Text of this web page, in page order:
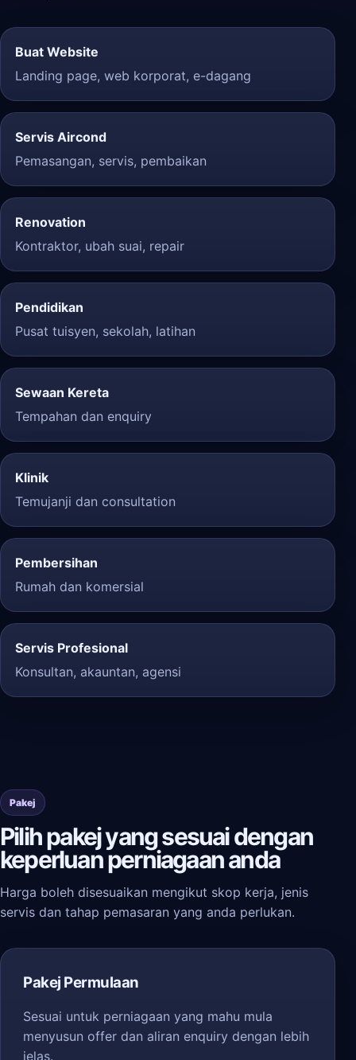
Buat Website
Landing page, web korporat, e-dagang
Servis Aircond
Pemasangan, servis, pembaikan
Renovation
Kontraktor, ubah suai, repair
Pendidikan
Pusat tuisyen, sekolah, latihan
Sewaan Kereta
Tempahan dan enquiry
Klinik
Temujanji dan consultation
Pembersihan
Rumah dan komersial
Servis Profesional
Konsultan, akauntan, agensi
Pakej
Pilih pakej yang sesuai dengan
keperluan perniagaan anda
Harga boleh disesuaikan mengikut skop kerja, jenis
servis dan tahap pemasaran yang anda perlukan.
Pakej Permulaan
Sesuai untuk perniagaan yang mahu mula
menyusun offer dan aliran enquiry dengan lebih
jelas.